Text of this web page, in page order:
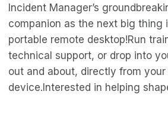
Incident Manager’s
companion as the next big thing
portable remote desktop!Run
technical support, or drop into
out and about, directly from your
device.Interested in helping